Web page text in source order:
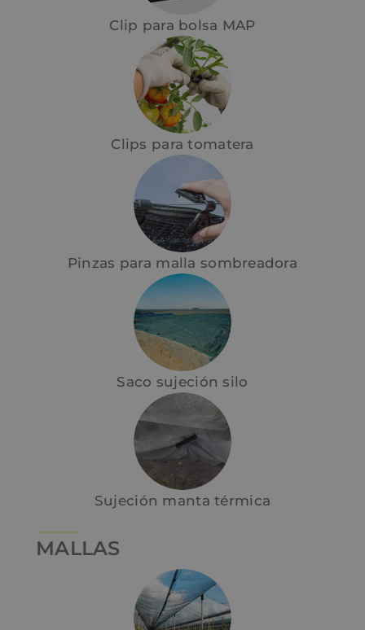
Clip para bolsa MAP
Clips para tomatera
Pinzas para malla sombreadora
Saco sujeción silo
Sujeción manta térmica
MALLAS